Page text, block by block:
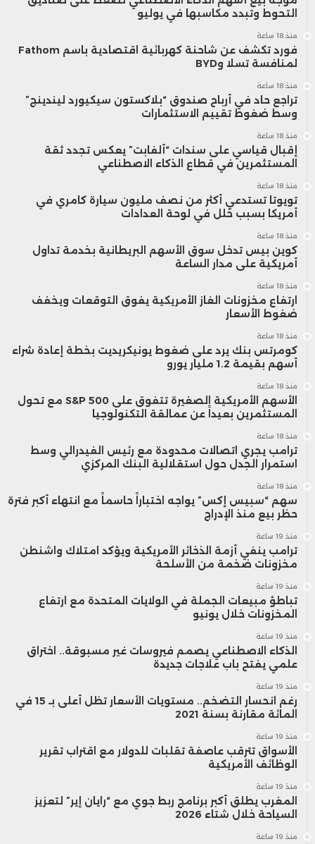
التحوط وتبدد مكاسبها في يوليو
منذ 18 ساعة
فورد تكشف عن شاحنة كهربائية اقتصادية باسم Fathom
لمنافسة تسلا وBYD
منذ 18 ساعة
تراجع حاد في أرباح صندوق “بلاكستون سيكيورد ليندينج”
وسط ضغوط تقييم الاستثمارات
منذ 18 ساعة
إقبال قياسي على سندات “ألفابت” يعكس تجدد ثقة
المستثمرين في قطاع الذكاء الاصطناعي
منذ 18 ساعة
تويوتا تستدعي أكثر من نصف مليون سيارة كامري في
أمريكا بسبب خلل في لوحة العدادات
منذ 18 ساعة
كوين بيس تدخل سوق الأسهم البريطانية بخدمة تداول
أمريكية على مدار الساعة
منذ 18 ساعة
ارتفاع مخزونات الغاز الأمريكية يفوق التوقعات ويخفف
ضغوط الأسعار
منذ 18 ساعة
كومرتس بنك يرد على ضغوط يونيكريديت بخطة إعادة شراء
أسهم بقيمة 1.2 مليار يورو
منذ 18 ساعة
الأسهم الأمريكية الصغيرة تتفوق على S&P 500 مع تحول
المستثمرين بعيداً عن عمالقة التكنولوجيا
منذ 18 ساعة
ترامب يجري اتصالات محدودة مع رئيس الفيدرالي وسط
استمرار الجدل حول استقلالية البنك المركزي
منذ 18 ساعة
سهم “سبيس إكس” يواجه اختباراً حاسماً مع انتهاء أكبر فترة
حظر بيع منذ الإدراج
منذ 19 ساعة
ترامب ينفي أزمة الذخائر الأمريكية ويؤكد امتلاك واشنطن
مخزونات ضخمة من الأسلحة
منذ 19 ساعة
تباطؤ مبيعات الجملة في الولايات المتحدة مع ارتفاع
المخزونات خلال يونيو
منذ 19 ساعة
الذكاء الاصطناعي يصمم فيروسات غير مسبوقة.. اختراق
علمي يفتح باب علاجات جديدة
منذ 19 ساعة
رغم انحسار التضخم.. مستويات الأسعار تظل أعلى بـ 15 في
المائة مقارنة بسنة 2021
منذ 19 ساعة
الأسواق تترقب عاصفة تقلبات للدولار مع اقتراب تقرير
الوظائف الأمريكية
منذ 19 ساعة
المغرب يطلق أكبر برنامج ربط جوي مع “رايان إير” لتعزيز
السياحة خلال شتاء 2026
منذ 19 ساعة